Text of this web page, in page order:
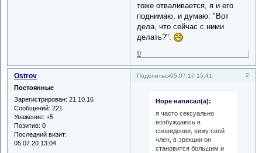
тоже отваливается, я и его
поднимаю, и думаю: "Вот
дела, что сейчас с ними
делать?".
0
Поделиться 2
05.07.17 15:41
Ostrov
Постоянные
Зарегистрирован: 21.10.16
Сообщений: 221
Уважение: +5
Позитив: 0
Последний визит:
05.07.20 13:04
Hope написал(а):
я часто сексуально
возбуждаюсь в
сновидении, вижу свой
член, в эрекции он
становится большим и